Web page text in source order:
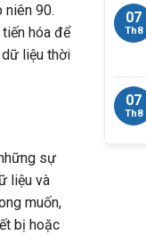
niên 90.
hóa để
liệu thời
sự
liệu và
muốn,
bị hoặc
07
Th8
07
Th8